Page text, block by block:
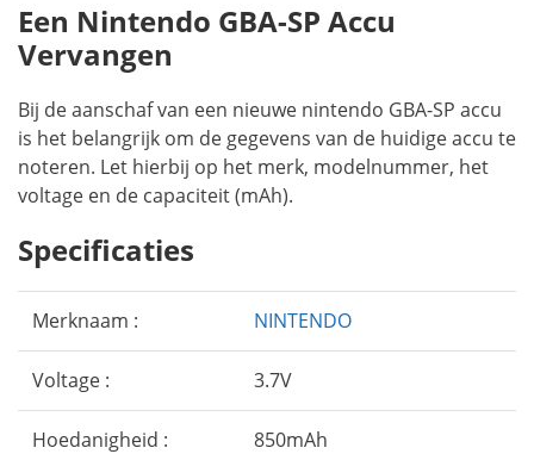
Een Nintendo GBA-SP Accu
Vervangen
Bij de aanschaf van een nieuwe nintendo GBA-SP accu
is het belangrijk om de gegevens van de huidige accu te
noteren. Let hierbij op het merk, modelnummer, het
voltage en de capaciteit (mAh).
Specificaties
Merknaam : NINTENDO
Voltage : 3.7V
Hoedanigheid : 850mAh